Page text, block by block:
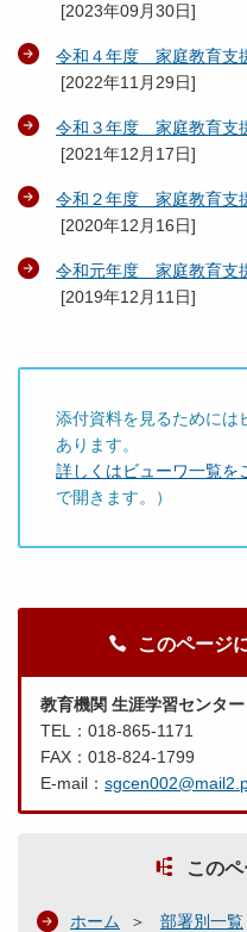
[2023年09月30日]
令和４年度 家庭教育支
[2022年11月29日]
令和３年度 家庭教育支
[2021年12月17日]
令和２年度 家庭教育支
[2020年12月16日]
令和元年度 家庭教育支
[2019年12月11日]
添付資料を見るためには
あります。
詳しくはビューワ一覧を
で開きます。）
このページ
教育機関 生涯学習センター
TEL：018-865-1171
FAX：018-824-1799
E-mail：
この
ホーム 部署別一覧